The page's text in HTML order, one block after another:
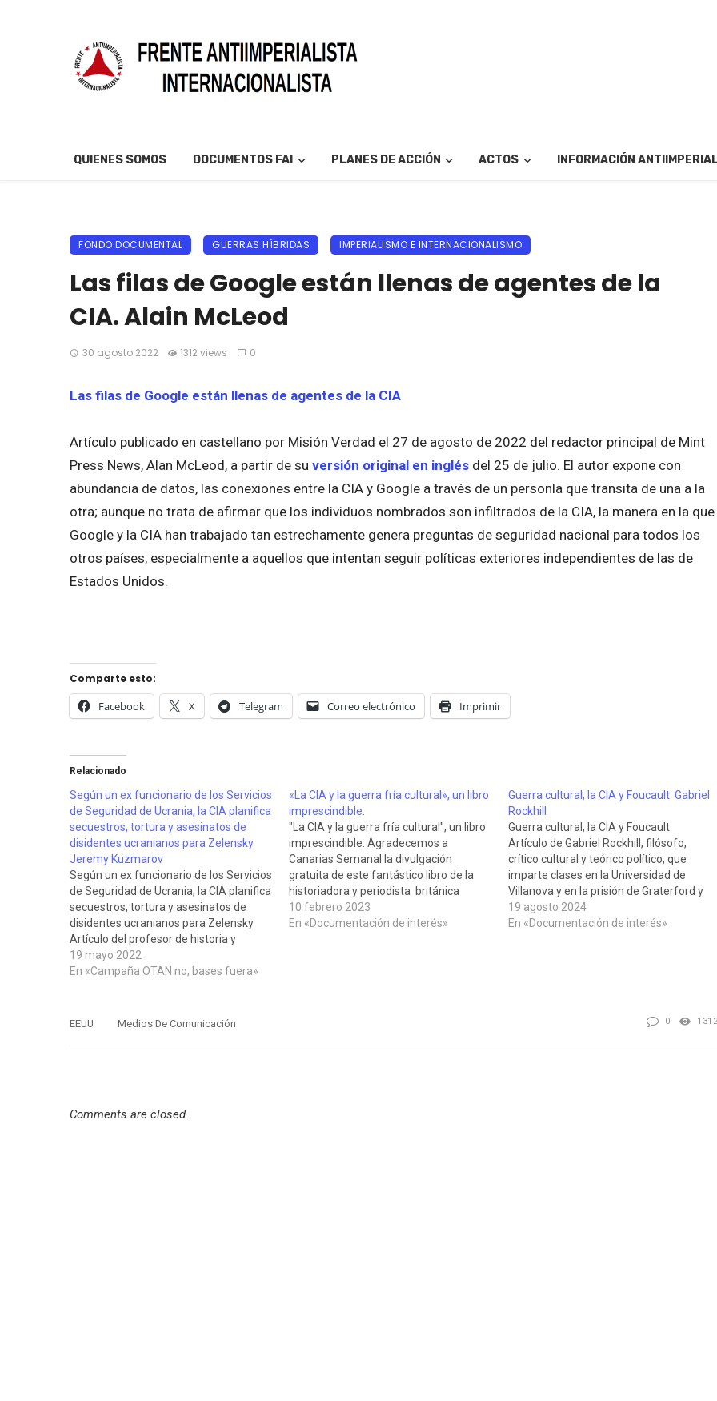
QUIENES SOMOS DOCUMENTOS FAI PLANES DE ACCIÓN ACTOS INFORMACIÓN
FONDO DOCUMENTAL GUERRAS HÍBRIDAS IMPERIALISMO E INTERNACIONALISMO
Las filas de Google están llenas de agentes de la
CIA. Alain McLeod
30 agosto 2022 1312 views 0
Las filas de Google están llenas de agentes de la CIA
Artículo publicado en castellano por Misión Verdad el 27 de agosto de 2022 del redactor principal de Mint
Press News, Alan McLeod, a partir de su versión original en inglés del 25 de julio. El autor expone con
abundancia de datos, las conexiones entre la CIA y Google a través de un personla que transita de una a la
otra; aunque no trata de afirmar que los individuos nombrados son infiltrados de la CIA, la manera en la que
Google y la CIA han trabajado tan estrechamente genera preguntas de seguridad nacional para todos los
otros países, especialmente a aquellos que intentan seguir políticas exteriores independientes de las de
Estados Unidos.
Comparte esto:
Facebook X Telegram Correo electrónico Imprimir
Relacionado
Según un ex funcionario de los Servicios
de Seguridad de Ucrania, la CIA planifica
secuestros, tortura y asesinatos de
disidentes ucranianos para Zelensky.
Jeremy Kuzmarov
Según un ex funcionario de los Servicios
de Seguridad de Ucrania, la CIA planifica
secuestros, tortura y asesinatos de
disidentes ucranianos para Zelensky
Artículo del profesor de historia y
relaciones internacionales e
investigador sobre acciones
aparecido en el blog Trikooba el 2…
19 mayo 2022
En «Campaña OTAN no, bases fuera»
«La CIA y la guerra fría cultural», un libro
imprescindible.
"La CIA y la guerra fría cultural", un libro
imprescindible. Agradecemos a
Canarias Semanal la divulgación
gratuita de este fantástico libro de la
historiadora y periodista británica
Frances Stonor Saunders que describe
el papel de la CIA en el frente cultural
10 febrero 2023
En «Documentación de interés»
Guerra cultural, la CIA y Foucault. Gabriel
Rockhill
Guerra cultural, la CIA y Foucault
Artículo de Gabriel Rockhill, filósofo,
crítico cultural y teórico político, que
imparte clases en la Universidad de
Villanova y en la prisión de Graterford y
dirige el Taller de Teoría Crítica de la
Sorbona, publicado en Observatorio de
19 agosto 2024
En «Documentación de interés»
EEUU Medios De Comunicación 0 1312
Comments are closed.